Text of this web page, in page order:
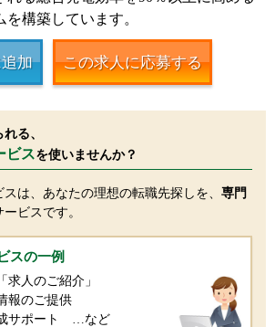
構築しています。
加 この求人に応募する
る、
ビスを使いませんか？
は、あなたの理想の転職先探しを、 専門
ビスです。
スの一例
求人のご紹介」
報のご提供
サポート …など